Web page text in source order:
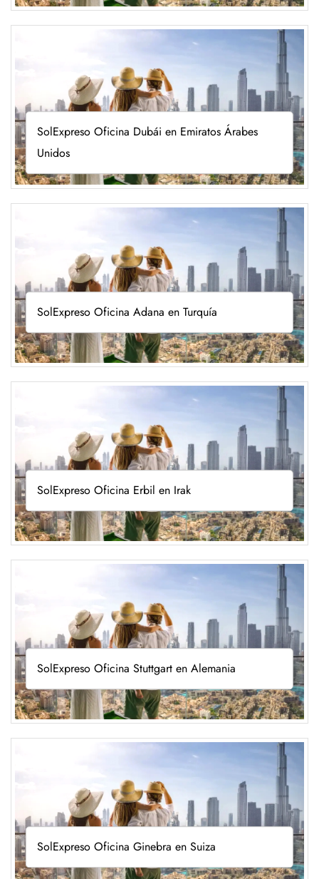
SolExpreso Oficina Dubái en Emiratos Árabes
Unidos
SolExpreso Oficina Adana en Turquía
SolExpreso Oficina Erbil en Irak
SolExpreso Oficina Stuttgart en Alemania
SolExpreso Oficina Ginebra en Suiza